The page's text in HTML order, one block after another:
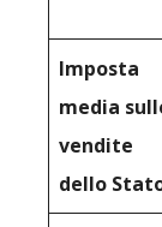
Imposta
media
vendite
dello